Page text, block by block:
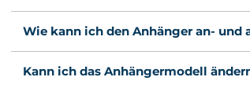
Wie kann ich den Anhänger an- und
Kann ich das Anhängermodell